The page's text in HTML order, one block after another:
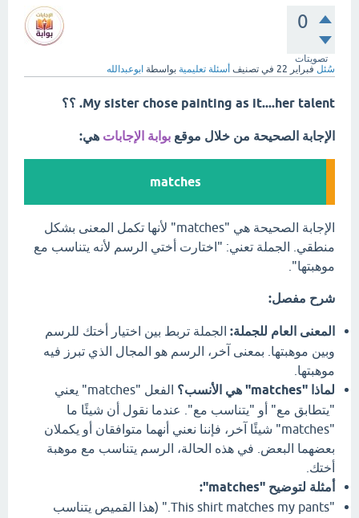
0
تصويتات
سُئل فبراير 22 في تصنيف أسئلة تعليمية بواسطة ابوعبدالله
My sister chose painting as it....her talent. ؟؟
الإجابة الصحيحة من خلال موقع بوابة الإجابات هي:
matches
الإجابة الصحيحة هي "matches" لأنها تكمل المعنى بشكل
منطقي. الجملة تعني: "اختارت أختي الرسم لأنه يتناسب مع
موهبتها".
شرح مفصل:
المعنى العام للجملة: الجملة تربط بين اختيار أختك للرسم
وبين موهبتها. بمعنى آخر، الرسم هو المجال الذي تبرز فيه
موهبتها.
لماذا "matches" هي الأنسب؟
الفعل "matches" يعني
"يتطابق مع" أو "يتناسب مع". عندما نقول أن شيئًا ما
"matches" شيئًا آخر، فإننا نعني أنهما متوافقان أو يكملان
بعضهما البعض. في هذه الحالة، الرسم يتناسب مع موهبة
أختك.
أمثلة لتوضيح "matches":
"This shirt matches my pants." (هذا القميص يتناسب